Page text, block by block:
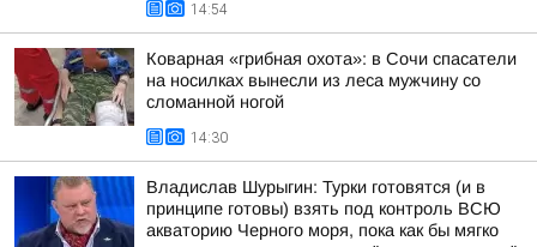
14:54
Коварная «грибная охота»: в Сочи спасатели
на носилках вынесли из леса мужчину со
сломанной ногой
14:30
Владислав Шурыгин: Турки готовятся (и в
принципе готовы) взять под контроль ВСЮ
акваторию Черного моря, пока как бы мягко